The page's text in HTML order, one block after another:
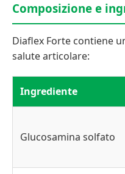
Composizione e
Diaflex Forte contiene
salute articolare:
Ingrediente
Glucosamina solfato